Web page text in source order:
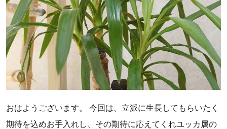
おはようございます。 今回は、立派に生長してもらいたく
期待を込めお手入れし、その期待に応えてくれユッカ属の